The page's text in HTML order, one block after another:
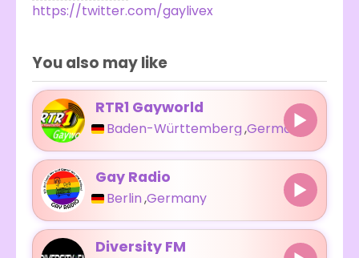
https://twitter.com/gaylivex
You also may like
RTR1 Gayworld
Baden-Württemberg,Germany
Gay Radio
Berlin,Germany
Diversity FM